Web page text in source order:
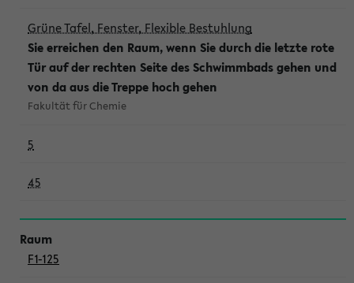
Grüne Tafel, Fenster, Flexible Bestuhlung
Sie erreichen den Raum, wenn Sie durch die letzte rote
Tür auf der rechten Seite des Schwimmbads gehen und
von da aus die Treppe hoch gehen
Fakultät für Chemie
5
45
F1-125